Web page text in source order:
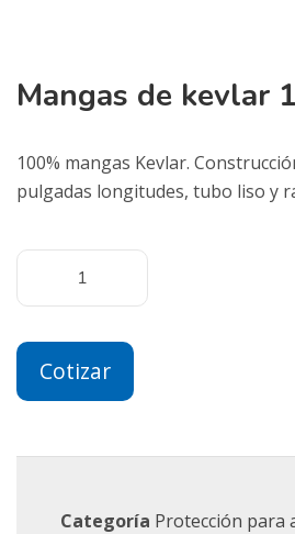
Mangas de kevlar
100% mangas Kevlar.
pulgadas longitudes, tubo liso y
Cotizar
Categoría Protección para